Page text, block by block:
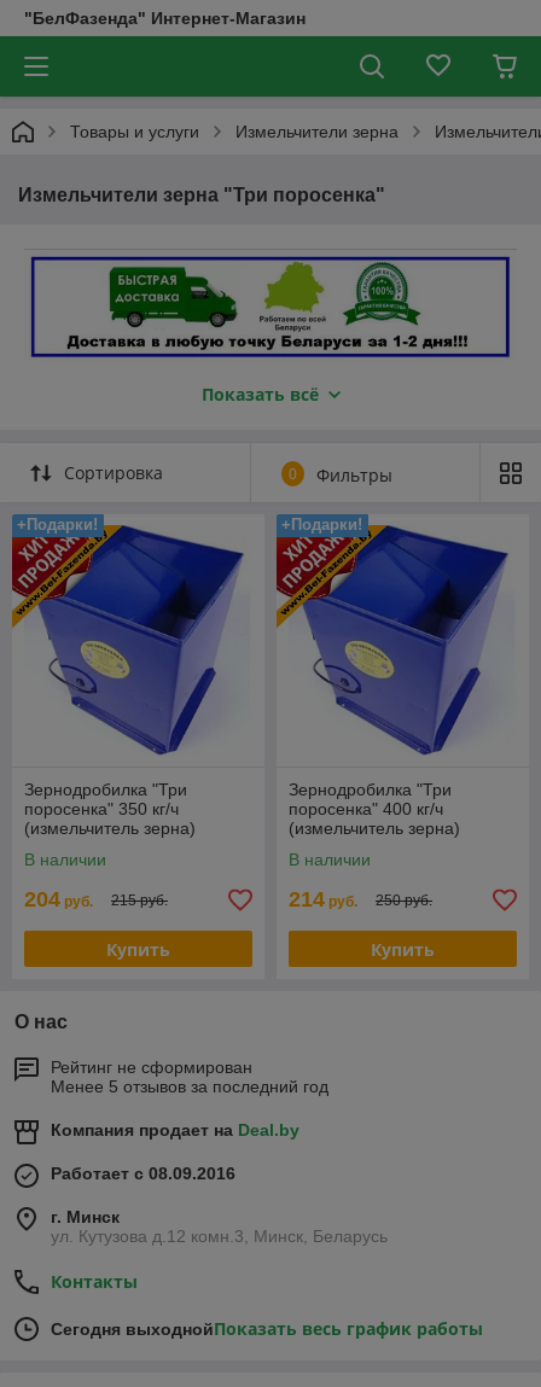
"БелФазенда" Интернет-Магазин
Товары и услуги Измельчители зерна
Измельчители зерна "Три поросенка"
Показать всё
Сортировка 0 Фильтры
+Подарки!
Зернодробилка "Три
поросенка" 350 кг/ч
(измельчитель зерна)
В наличии
204 руб. 215 руб.
Купить
+Подарки!
Зернодробилка "Три
поросенка" 400 кг/ч
(измельчитель зерна)
В наличии
214 руб. 250 руб.
Купить
О нас
Рейтинг не сформирован
Менее 5 отзывов за последний год
Компания продает на Deal.by
Работает с 08.09.2016
г. Минск
ул. Кутузова д.12 комн.3, Минск, Беларусь
Контакты
Сегодня выходнойПоказать весь график работы